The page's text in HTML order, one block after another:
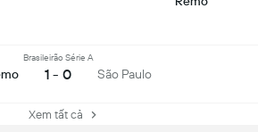
Brasileirão Série A
1 - 0 São Paulo
Xem tất cả